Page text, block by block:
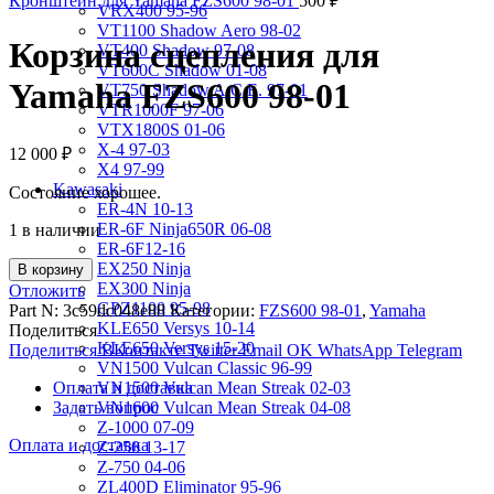
VRX400 95-96
VT1100 Shadow Aero 98-02
VT400 Shadow 97-08
VT600C Shadow 01-08
VT750 Shadow A.C.E. 97-01
VTR1000F 97-06
VTX1800S 01-06
X-4 97-03
X4 97-99
Kawasaki
ER-4N 10-13
ER-6F Ninja650R 06-08
ER-6F12-16
EX250 Ninja
EX300 Ninja
GPZ1100 95-98
KLE650 Versys 10-14
KLE650 Versys 15-20
VN1500 Vulcan Classic 96-99
VN1500 Vulcan Mean Streak 02-03
VN1600 Vulcan Mean Streak 04-08
Z-1000 07-09
Z-250 13-17
Z-750 04-06
ZL400D Eliminator 95-96
Корзина сцепления для
Yamaha FZS600 98-01
12 000 ₽
Состояние хорошее.
1 в наличии
В корзину
Отложить
Part N: 3c59dc048e88 Категории: FZS600 98-01 , Yamaha
Поделиться
Поделиться ВКонтакте Twitter Email OK WhatsApp Telegram
Оплата и доставка
Задать вопрос
Оплата и доставка